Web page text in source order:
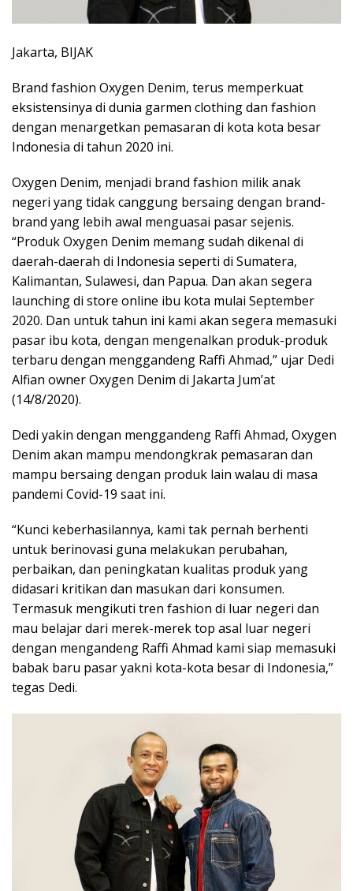
Jakarta, BIJAK
Brand fashion Oxygen Denim, terus memperkuat
eksistensinya di dunia garmen clothing dan fashion
dengan menargetkan pemasaran di kota kota besar
Indonesia di tahun 2020 ini.
Oxygen Denim, menjadi brand fashion milik anak
negeri yang tidak canggung bersaing dengan brand-
brand yang lebih awal menguasai pasar sejenis.
“Produk Oxygen Denim memang sudah dikenal di
daerah-daerah di Indonesia seperti di Sumatera,
Kalimantan, Sulawesi, dan Papua. Dan akan segera
launching di store online ibu kota mulai September
2020. Dan untuk tahun ini kami akan segera memasuki
pasar ibu kota, dengan mengenalkan produk-produk
terbaru dengan menggandeng Raffi Ahmad,” ujar Dedi
Alfian owner Oxygen Denim di Jakarta Jum’at
(14/8/2020).
Dedi yakin dengan menggandeng Raffi Ahmad, Oxygen
Denim akan mampu mendongkrak pemasaran dan
mampu bersaing dengan produk lain walau di masa
pandemi Covid-19 saat ini.
“Kunci keberhasilannya, kami tak pernah berhenti
untuk berinovasi guna melakukan perubahan,
perbaikan, dan peningkatan kualitas produk yang
didasari kritikan dan masukan dari konsumen.
Termasuk mengikuti tren fashion di luar negeri dan
mau belajar dari merek-merek top asal luar negeri
dengan mengandeng Raffi Ahmad kami siap memasuki
babak baru pasar yakni kota-kota besar di Indonesia,”
tegas Dedi.